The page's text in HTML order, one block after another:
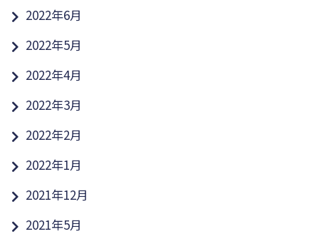
2022年6月
2022年5月
2022年4月
2022年3月
2022年2月
2022年1月
2021年12月
2021年5月